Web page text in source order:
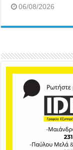
06/08/2026